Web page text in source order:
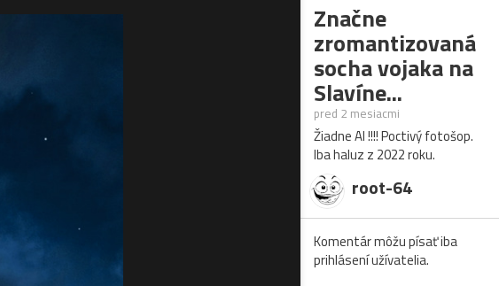
Značne
zromantizovaná
socha vojaka na
Slavíne...
pred 2 mesiacmi
Žiadne AI !!!! Poctivý fotošop.
Iba haluz z 2022 roku.
root-64
Komentár môžu písať iba
prihlásení užívatelia.